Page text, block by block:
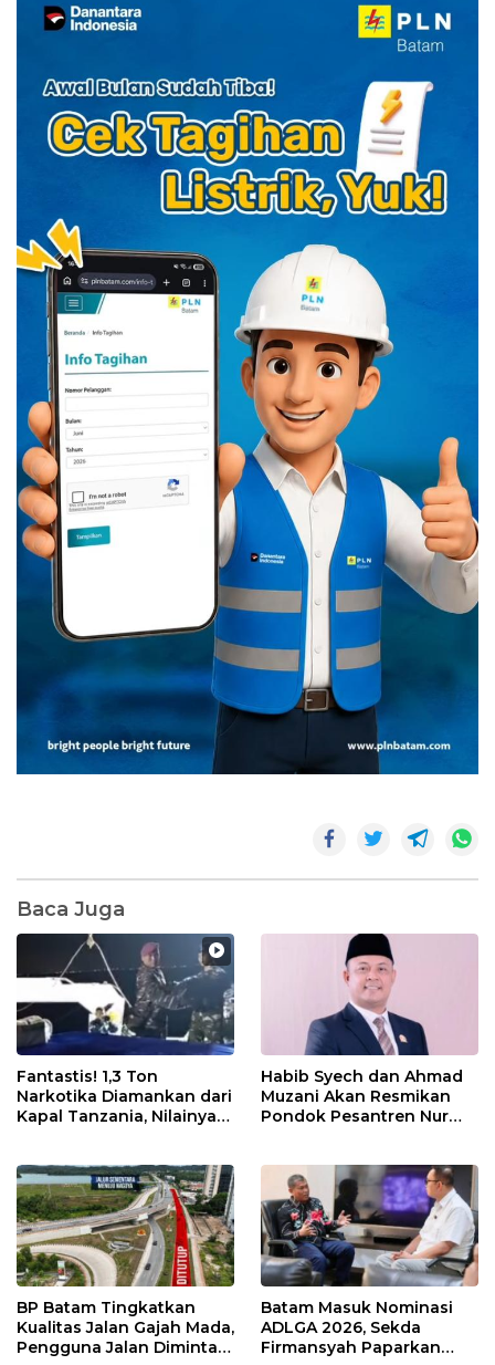
Baca Juga
Fantastis! 1,3 Ton
Narkotika Diamankan dari
Kapal Tanzania, Nilainya
Habib Syech dan Ahmad
Muzani Akan Resmikan
Pondok Pesantren Nur
BP Batam Tingkatkan
Kualitas Jalan Gajah Mada,
Pengguna Jalan Diminta
Batam Masuk Nominasi
ADLGA 2026, Sekda
Firmansyah Paparkan